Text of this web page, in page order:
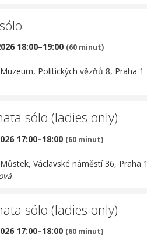
18:00–19:00 (60 minut)
Politických vězňů 8, Praha 1
sólo (ladies only)
17:00–18:00 (60 minut)
Václavské náměstí 36, Praha 1
sólo (ladies only)
17:00–18:00 (60 minut)